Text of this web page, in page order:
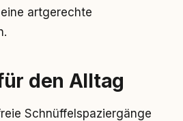
artgerechte
den Alltag
Schnüffelspaziergänge